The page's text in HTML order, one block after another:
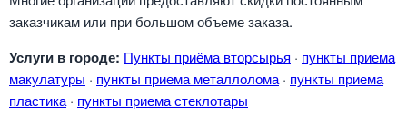
заказчикам или при большом объеме заказа.
Услуги в городе: Пункты приёма вторсырья · пункты приема
макулатуры · пункты приема металлолома· пункты приема
пластика· пункты приема стеклотары